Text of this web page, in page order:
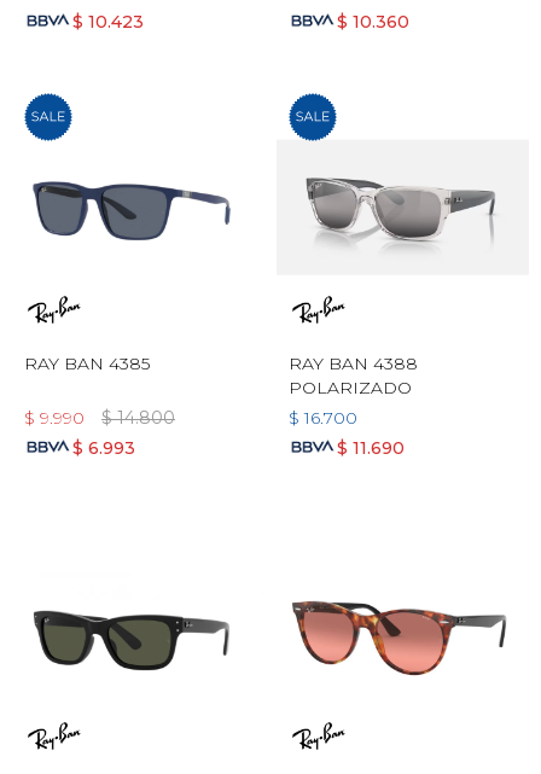
$ 10.423
$ 10.360
RAY BAN 4385
$ 9.990 $ 14.800
$ 6.993
RAY BAN 4388
POLARIZADO
$ 16.700
$ 11.690